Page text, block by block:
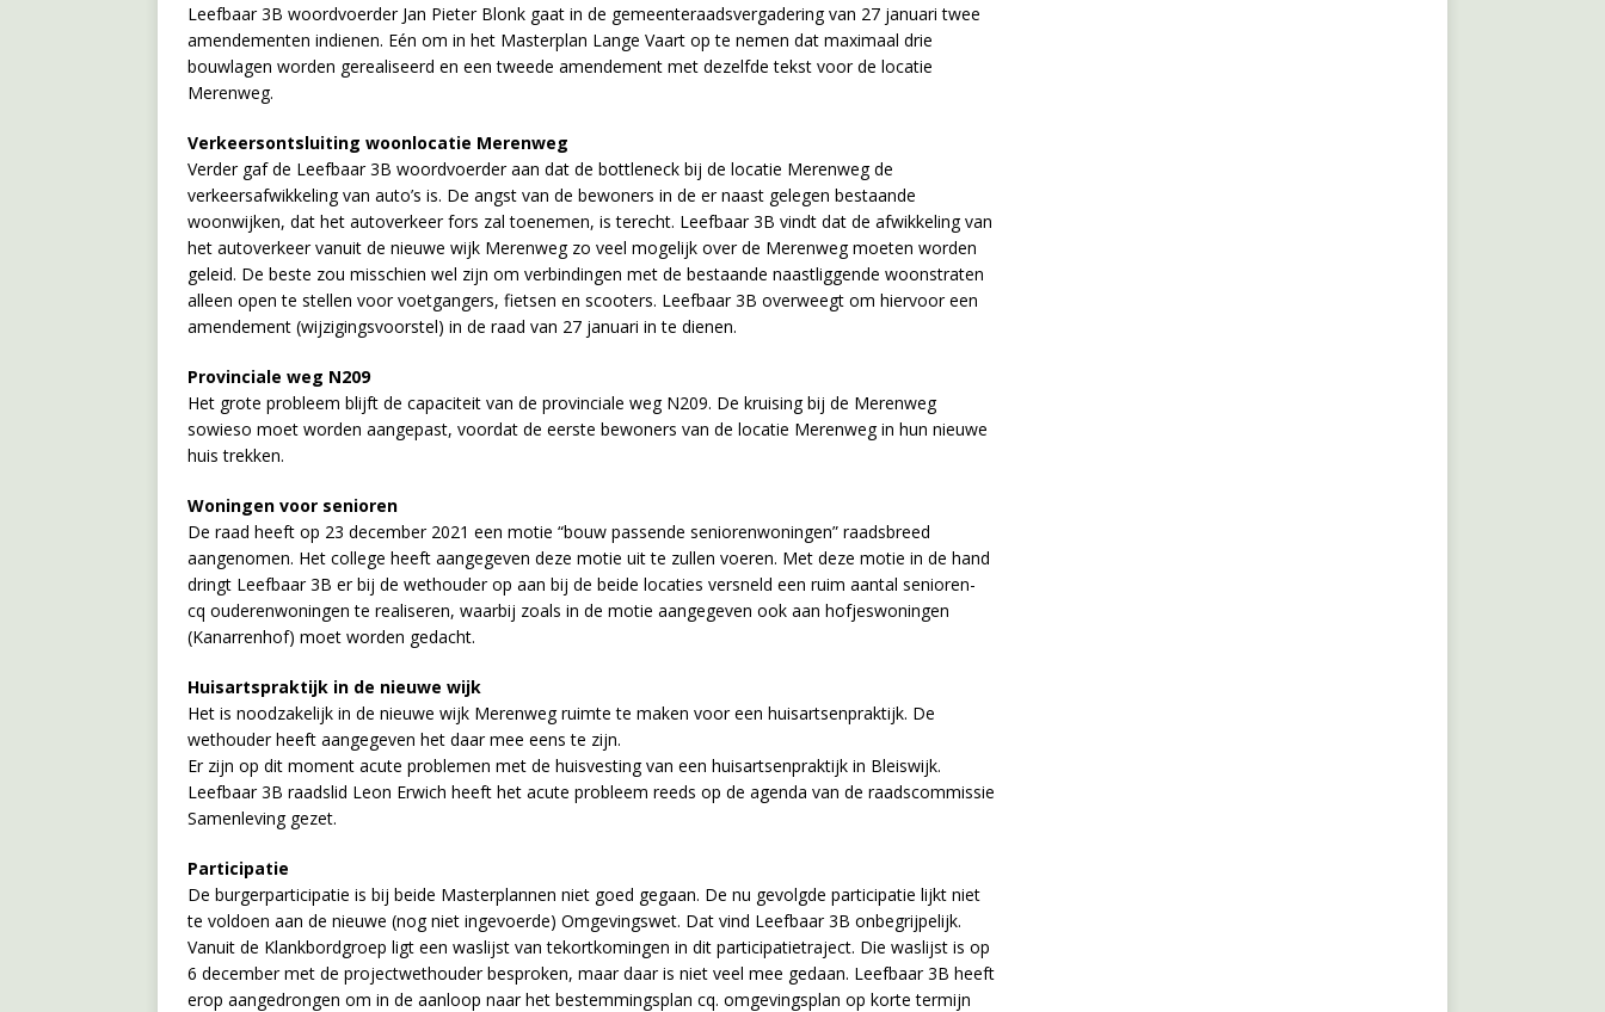
Leefbaar 3B woordvoerder Jan Pieter Blonk gaat in de gemeenteraadsvergadering van 27 januari twee
amendementen indienen. Eén om in het Masterplan Lange Vaart op te nemen dat maximaal drie
bouwlagen worden gerealiseerd en een tweede amendement met dezelfde tekst voor de locatie
Merenweg.
Verkeersontsluiting woonlocatie Merenweg
Verder gaf de Leefbaar 3B woordvoerder aan dat de bottleneck bij de locatie Merenweg de
verkeersafwikkeling van auto’s is. De angst van de bewoners in de er naast gelegen bestaande
woonwijken, dat het autoverkeer fors zal toenemen, is terecht. Leefbaar 3B vindt dat de afwikkeling van
het autoverkeer vanuit de nieuwe wijk Merenweg zo veel mogelijk over de Merenweg moeten worden
geleid. De beste zou misschien wel zijn om verbindingen met de bestaande naastliggende woonstraten
alleen open te stellen voor voetgangers, fietsen en scooters. Leefbaar 3B overweegt om hiervoor een
amendement (wijzigingsvoorstel) in de raad van 27 januari in te dienen.
Provinciale weg N209
Het grote probleem blijft de capaciteit van de provinciale weg N209. De kruising bij de Merenweg
sowieso moet worden aangepast, voordat de eerste bewoners van de locatie Merenweg in hun nieuwe
huis trekken.
Woningen voor senioren
De raad heeft op 23 december 2021 een motie “bouw passende seniorenwoningen” raadsbreed
aangenomen. Het college heeft aangegeven deze motie uit te zullen voeren. Met deze motie in de hand
dringt Leefbaar 3B er bij de wethouder op aan bij de beide locaties versneld een ruim aantal senioren-
cq ouderenwoningen te realiseren, waarbij zoals in de motie aangegeven ook aan hofjeswoningen
(Kanarrenhof) moet worden gedacht.
Huisartspraktijk in de nieuwe wijk
Het is noodzakelijk in de nieuwe wijk Merenweg ruimte te maken voor een huisartsenpraktijk. De
wethouder heeft aangegeven het daar mee eens te zijn.
Er zijn op dit moment acute problemen met de huisvesting van een huisartsenpraktijk in Bleiswijk.
Leefbaar 3B raadslid Leon Erwich heeft het acute probleem reeds op de agenda van de raadscommissie
Samenleving gezet.
Participatie
De burgerparticipatie is bij beide Masterplannen niet goed gegaan. De nu gevolgde participatie lijkt niet
te voldoen aan de nieuwe (nog niet ingevoerde) Omgevingswet. Dat vind Leefbaar 3B onbegrijpelijk.
Vanuit de Klankbordgroep ligt een waslijst van tekortkomingen in dit participatietraject. Die waslijst is op
6 december met de projectwethouder besproken, maar daar is niet veel mee gedaan. Leefbaar 3B heeft
erop aangedrongen om in de aanloop naar het bestemmingsplan cq. omgevingsplan op korte termijn